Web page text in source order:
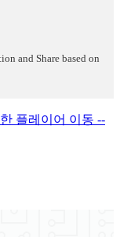
and Share based on
플레이어 이동 --